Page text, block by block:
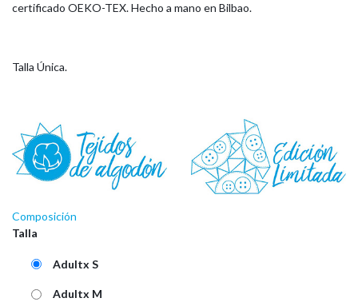
certificado OEKO-TEX. Hecho a mano en Bilbao.
Talla Única.
Composición
Talla
Adultx S
Adultx M